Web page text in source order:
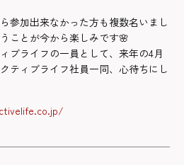
参加出来なかった方も複数名いまし
ことが今から楽しみです🌸
ブライフの一員として、来年の4月
ティブライフ社員一同、心待ちにし